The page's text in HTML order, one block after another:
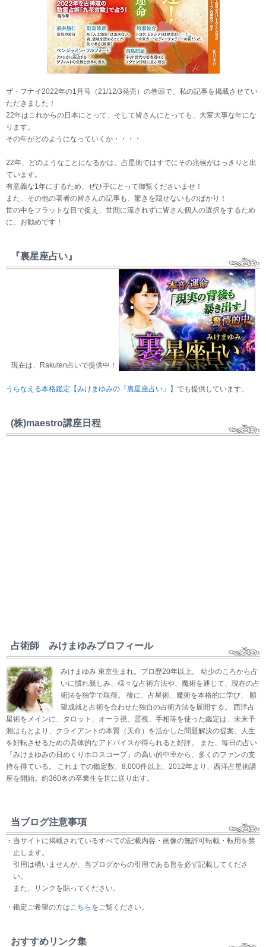
ザ・フナイ2022年の1月号（21/12/3発売）の巻頭で、私の記事を掲載させてい
ただきました！
22年はこれからの日本にとって、そして皆さんにとっても、大変大事な年にな
ります。
その年がどのようになっていくか・・・・
22年、どのようなことになるかは、占星術ではすでにその兆候がはっきりと出
ています。
有意義な1年にするため、ぜひ手にとって御覧くださいませ！
また、その他の著者の皆さんの記事も、驚きを隠せないものばかり！
世の中をフラットな目で捉え、世間に流されずに皆さん個人の選択をするため
に、お勧めです！
『裏星座占い』
現在は、Rakuten占いで提供中！
うらなえる本格鑑定【みけまゆみの「裏星座占い」】 でも提供しています。
(株)maestro講座日程
占術師 みけまゆみプロフィール
みけまゆみ 東京生まれ。プロ歴20年以上。 幼少のころから占
いに慣れ親しみ、様々な占術方法や、魔術を通じて、現在の占
術法を独学で取得。 後に、占星術、魔術を本格的に学び、 願
望成就と占術を合わせた独自の占術方法を展開する。 西洋占
星術をメインに、タロット、オーラ視、霊視、手相等を使った鑑定は、未来予
測はもとより、クライアントの本質（天命）を活かした問題解決の提案、人生
を好転させるための具体的なアドバイスが得られると好評。 また、毎日の占い
「みけまゆみの日めくりホロスコープ」の高い的中率から、多くのファンの支
持を得ている。 これまでの鑑定数、8,000件以上、2012年より、西洋占星術講
座を開始。約360名の卒業生を世に送り出す。
当ブログ注意事項
・当サイトに掲載されているすべての記載内容・画像の無許可転載・転用を禁
止します。
引用は構いませんが、当ブログからの引用である旨を必ず記載してくださ
い。
また、リンクを貼ってください。
・鑑定ご希望の方はこちら をご覧ください。
おすすめリンク集